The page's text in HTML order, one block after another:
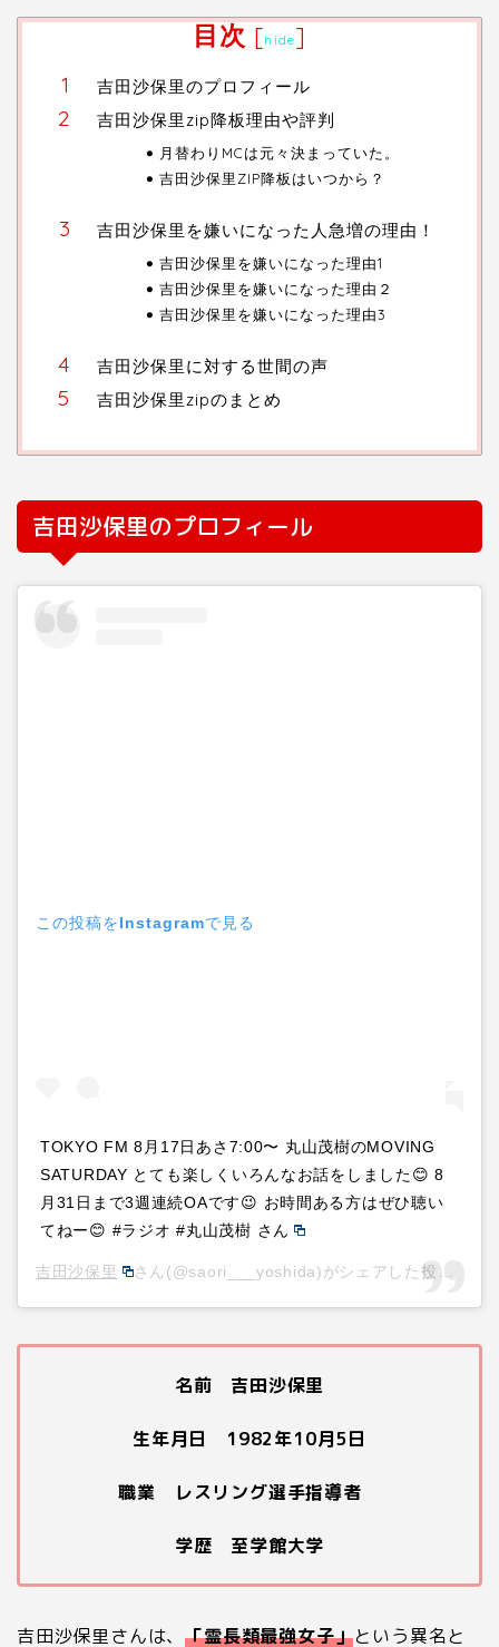
目次 [hide]
吉田沙保里のプロフィール
吉田沙保里zip降板理由や評判
月替わりMCは元々決まっていた。
吉田沙保里ZIP降板はいつから？
吉田沙保里を嫌いになった人急増の理由！
吉田沙保里を嫌いになった理由1
吉田沙保里を嫌いになった理由２
吉田沙保里を嫌いになった理由3
吉田沙保里に対する世間の声
吉田沙保里zipのまとめ
吉田沙保里のプロフィール
この投稿をInstagramで見る
TOKYO FM 8月17日あさ7:00〜 丸山茂樹のMOVING
SATURDAY とても楽しくいろんなお話をしました😊 8
月31日まで3週連続OAです😉 お時間ある方はぜひ聴い
てねー😊 #ラジオ #丸山茂樹 さん
吉田沙保里 さん(@saori___yoshida)がシェアした投稿 –
名前 吉田沙保里
生年月日 1982年10月5日
職業 レスリング選手指導者
学歴 至学館大学
吉田沙保里さんは、「霊長類最強女子」という異名と